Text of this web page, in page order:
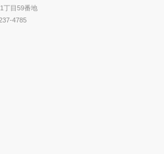
丁目59番地
4785